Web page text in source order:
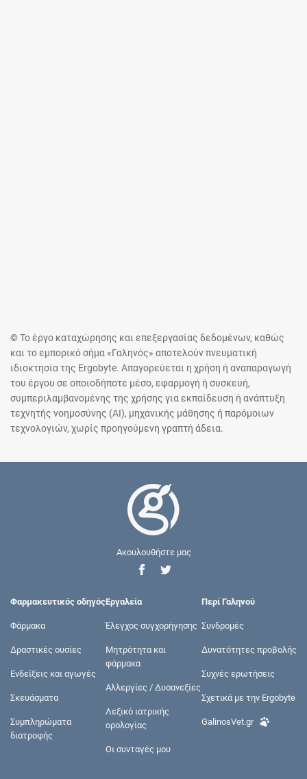
© Το έργο καταχώρησης και επεξεργασίας δεδομένων, καθώς
και το εμπορικό σήμα «Γαληνός» αποτελούν πνευματική
ιδιοκτησία της Ergobyte. Απαγορεύεται η χρήση ή αναπαραγωγή
του έργου σε οποιοδήποτε μέσο, εφαρμογή ή συσκευή,
συμπεριλαμβανομένης της χρήσης για εκπαίδευση ή ανάπτυξη
τεχνητής νοημοσύνης (AI), μηχανικής μάθησης ή παρόμοιων
τεχνολογιών, χωρίς προηγούμενη γραπτή άδεια.
Ακουλουθήστε μας
Φαρμακευτικός οδηγός
Φάρμακα
Δραστικές ουσίες
Ενδείξεις και αγωγές
Σκευάσματα
Συμπληρώματα
διατροφής
Εργαλεία
Έλεγχος συγχορήγησης
Μητρότητα και
φάρμακα
Αλλεργίες / Δυσανεξίες
Λεξικό ιατρικής
ορολογίας
Οι συνταγές μου
Περί Γαληνού
Συνδρομές
Δυνατότητες προβολής
Συχνές ερωτήσεις
Σχετικά με την Ergobyte
GalinosVet.gr